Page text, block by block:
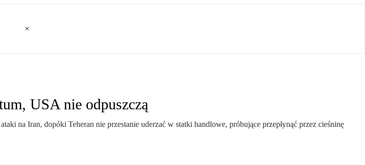
USA nie odpuszczą
na Iran, dopóki Teheran nie przestanie uderzać w statki handlowe, próbujące przepłynąć przez cieśninę